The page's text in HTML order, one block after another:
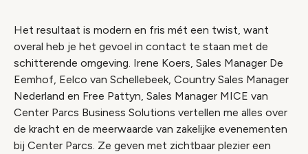
Het resultaat is modern en fris mét een twist, want
overal heb je het gevoel in contact te staan met de
schitterende omgeving. Irene Koers, Sales Manager De
Eemhof, Eelco van Schellebeek, Country Sales Manager
Nederland en Free Pattyn, Sales Manager MICE van
Center Parcs Business Solutions vertellen me alles over
de kracht en de meerwaarde van zakelijke evenementen
bij Center Parcs. Ze geven met zichtbaar plezier een